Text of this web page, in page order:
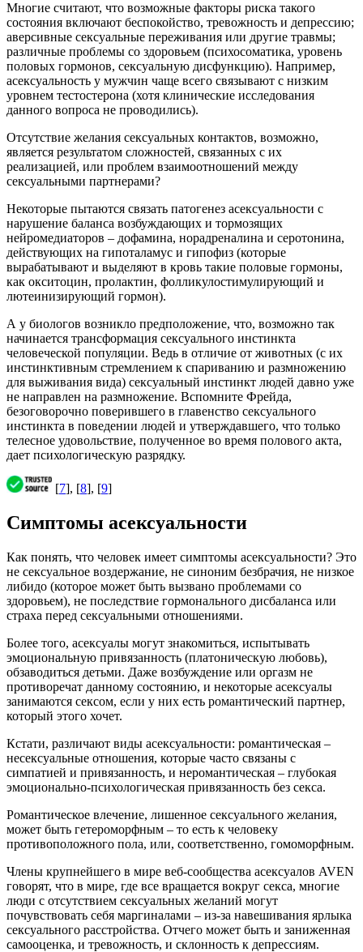
Многие считают, что возможные факторы риска такого
состояния включают беспокойство, тревожность и депрессию;
аверсивные сексуальные переживания или другие травмы;
различные проблемы со здоровьем (психосоматика, уровень
половых гормонов, сексуальную дисфункцию). Например,
асексуальность у мужчин чаще всего связывают с низким
уровнем тестостерона (хотя клинические исследования
данного вопроса не проводились).
Отсутствие желания сексуальных контактов, возможно,
является результатом сложностей, связанных с их
реализацией, или проблем взаимоотношений между
сексуальными партнерами?
Некоторые пытаются связать патогенез асексуальности с
нарушение баланса возбуждающих и тормозящих
нейромедиаторов – дофамина, норадреналина и серотонина,
действующих на гипоталамус и гипофиз (которые
вырабатывают и выделяют в кровь такие половые гормоны,
как окситоцин, пролактин, фолликулостимулирующий и
лютеинизирующий гормон).
А у биологов возникло предположение, что, возможно так
начинается трансформация сексуального инстинкта
человеческой популяции. Ведь в отличие от животных (с их
инстинктивным стремлением к спариванию и размножению
для выживания вида) сексуальный инстинкт людей давно уже
не направлен на размножение. Вспомните Фрейда,
безоговорочно поверившего в главенство сексуального
инстинкта в поведении людей и утверждавшего, что только
телесное удовольствие, полученное во время полового акта,
дает психологическую разрядку.
[7], [8], [9]
Симптомы асексуальности
Как понять, что человек имеет симптомы асексуальности? Это
не сексуальное воздержание, не синоним безбрачия, не низкое
либидо (которое может быть вызвано проблемами со
здоровьем), не последствие гормонального дисбаланса или
страха перед сексуальными отношениями.
Более того, асексуалы могут знакомиться, испытывать
эмоциональную привязанность (платоническую любовь),
обзаводиться детьми. Даже возбуждение или оргазм не
противоречат данному состоянию, и некоторые асексуалы
занимаются сексом, если у них есть романтический партнер,
который этого хочет.
Кстати, различают виды асексуальности: романтическая –
несексуальные отношения, которые часто связаны с
симпатией и привязанность, и неромантическая – глубокая
эмоционально-психологическая привязанность без секса.
Романтическое влечение, лишенное сексуального желания,
может быть гетероморфным – то есть к человеку
противоположного пола, или, соответственно, гомоморфным.
Члены крупнейшего в мире веб-сообщества асексуалов AVEN
говорят, что в мире, где все вращается вокруг секса, многие
люди с отсутствием сексуальных желаний могут
почувствовать себя маргиналами – из-за навешивания ярлыка
сексуального расстройства. Отчего может быть и заниженная
самооценка, и тревожность, и склонность к депрессиям.